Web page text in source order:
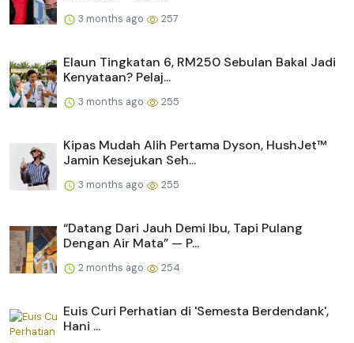
3 months ago 257
Elaun Tingkatan 6, RM250 Sebulan Bakal Jadi
Kenyataan? Pelaj...
3 months ago 255
Kipas Mudah Alih Pertama Dyson, HushJet™
Jamin Kesejukan Seh...
3 months ago 255
“Datang Dari Jauh Demi Ibu, Tapi Pulang
Dengan Air Mata” — P...
2 months ago 254
Euis Curi Perhatian di 'Semesta Berdendank',
Hani ...